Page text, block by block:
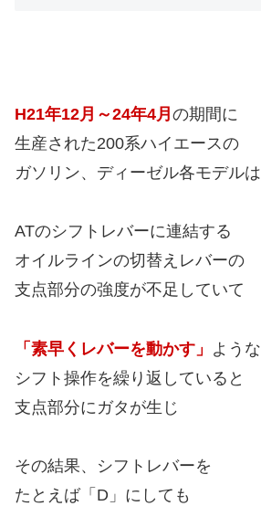
H21年12月～24年4月 の期間に
生産された200系ハイエースの
ガソリン、ディーゼル各モデルは
ATのシフトレバーに連結する
オイルラインの切替えレバーの
支点部分の強度が不足していて
「素早くレバーを動かす」 ような
シフト操作を繰り返していると
支点部分にガタが生じ
その結果、シフトレバーを
たとえば「D」にしても